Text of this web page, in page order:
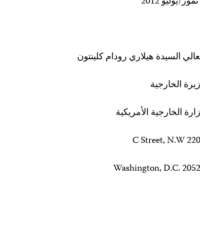
السيدة هيلاري رودام كلينتون
الخارجية
الخارجية الأمريكية
2201 C
Washington, D.C.